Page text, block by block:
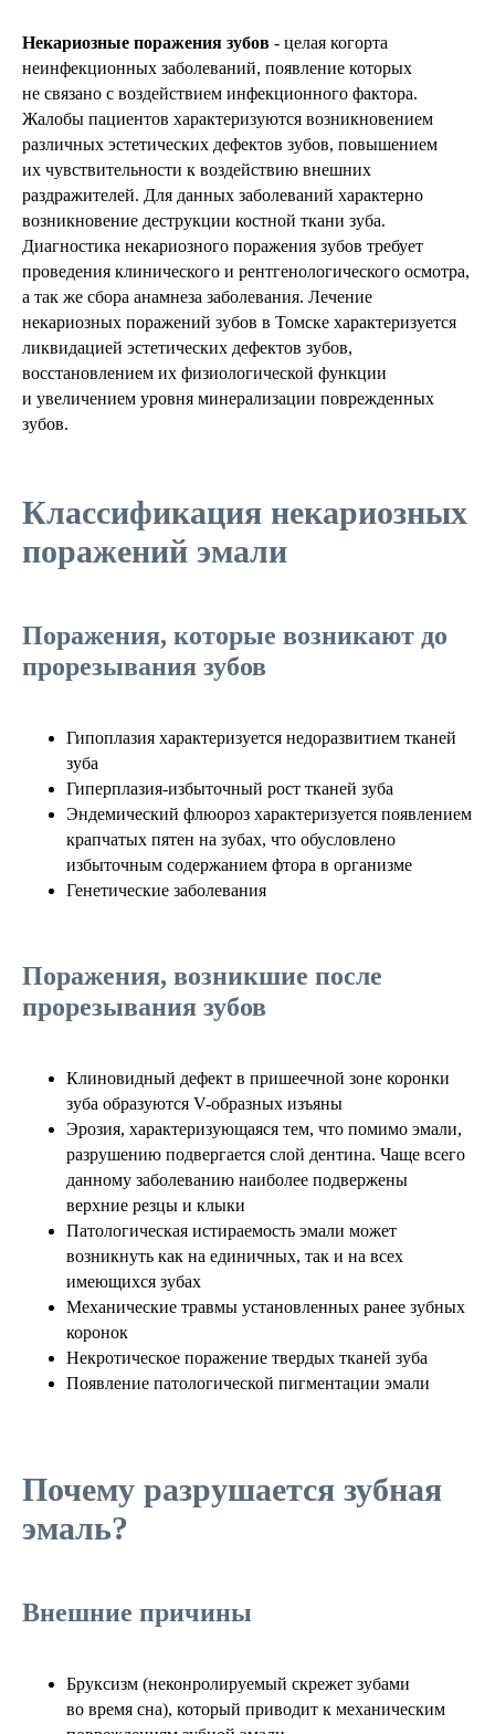
Некариозные поражения зубов - целая когорта
неинфекционных заболеваний, появление которых
не связано с воздействием инфекционного фактора.
Жалобы пациентов характеризуются возникновением
различных эстетических дефектов зубов, повышением
их чувствительности к воздействию внешних
раздражителей. Для данных заболеваний характерно
возникновение деструкции костной ткани зуба.
Диагностика некариозного поражения зубов требует
проведения клинического и рентгенологического осмотра,
а так же сбора анамнеза заболевания. Лечение
некариозных поражений зубов в Томске характеризуется
ликвидацией эстетических дефектов зубов,
восстановлением их физиологической функции
и увеличением уровня минерализации поврежденных
зубов.
Классификация некариозных
поражений эмали
Поражения, которые возникают до
прорезывания зубов
Гипоплазия характеризуется недоразвитием тканей
зуба
Гиперплазия-избыточный рост тканей зуба
Эндемический флюороз характеризуется появлением
крапчатых пятен на зубах, что обусловлено
избыточным содержанием фтора в организме
Генетические заболевания
Поражения, возникшие после
прорезывания зубов
Клиновидный дефект в пришеечной зоне коронки
зуба образуются V-образных изъяны
Эрозия, характеризующаяся тем, что помимо эмали,
разрушению подвергается слой дентина. Чаще всего
данному заболеванию наиболее подвержены
верхние резцы и клыки
Патологическая истираемость эмали может
возникнуть как на единичных, так и на всех
имеющихся зубах
Механические травмы установленных ранее зубных
коронок
Некротическое поражение твердых тканей зуба
Появление патологической пигментации эмали
Почему разрушается зубная
эмаль?
Внешние причины
Бруксизм (неконролируемый скрежет зубами
во время сна), который приводит к механическим